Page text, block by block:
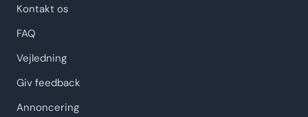
Kontakt os
FAQ
Vejledning
Giv feedback
Annoncering